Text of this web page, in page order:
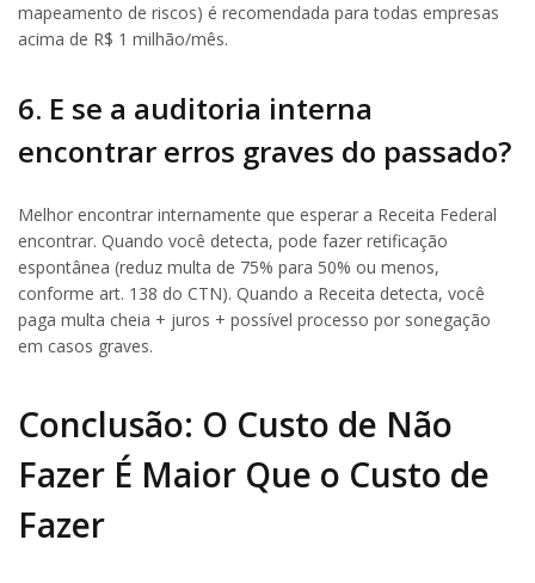
mapeamento de riscos) é recomendada para todas empresas
acima de R$ 1 milhão/mês.
6. E se a auditoria interna
encontrar erros graves do passado?
Melhor encontrar internamente que esperar a Receita Federal
encontrar. Quando você detecta, pode fazer retificação
espontânea (reduz multa de 75% para 50% ou menos,
conforme art. 138 do CTN). Quando a Receita detecta, você
paga multa cheia + juros + possível processo por sonegação
em casos graves.
Conclusão: O Custo de Não
Fazer É Maior Que o Custo de
Fazer